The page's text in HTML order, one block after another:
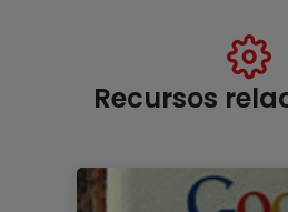
Recursos